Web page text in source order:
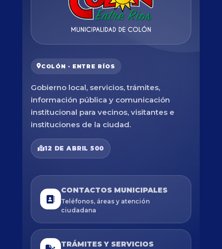
COLÓN · ENTRE RÍOS
Gobierno local, servicios, trámites,
información pública y comunicación
institucional para vecinos, visitantes e
instituciones de la ciudad.
12 DE ABRIL 500
CONTACTOS MUNICIPALES
Teléfonos, áreas y atención
ciudadana
TRÁMITES Y SERVICIOS